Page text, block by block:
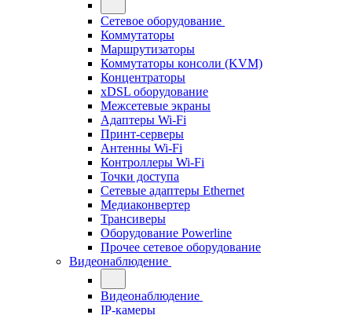
Сетевое оборудование
Коммутаторы
Маршрутизаторы
Коммутаторы консоли (KVM)
Концентраторы
xDSL оборудование
Межсетевые экраны
Адаптеры Wi-Fi
Принт-серверы
Антенны Wi-Fi
Контроллеры Wi-Fi
Точки доступа
Сетевые адаптеры Ethernet
Медиаконвертер
Трансиверы
Оборудование Powerline
Прочее сетевое оборудование
Видеонаблюдение
Видеонаблюдение
IP-камеры